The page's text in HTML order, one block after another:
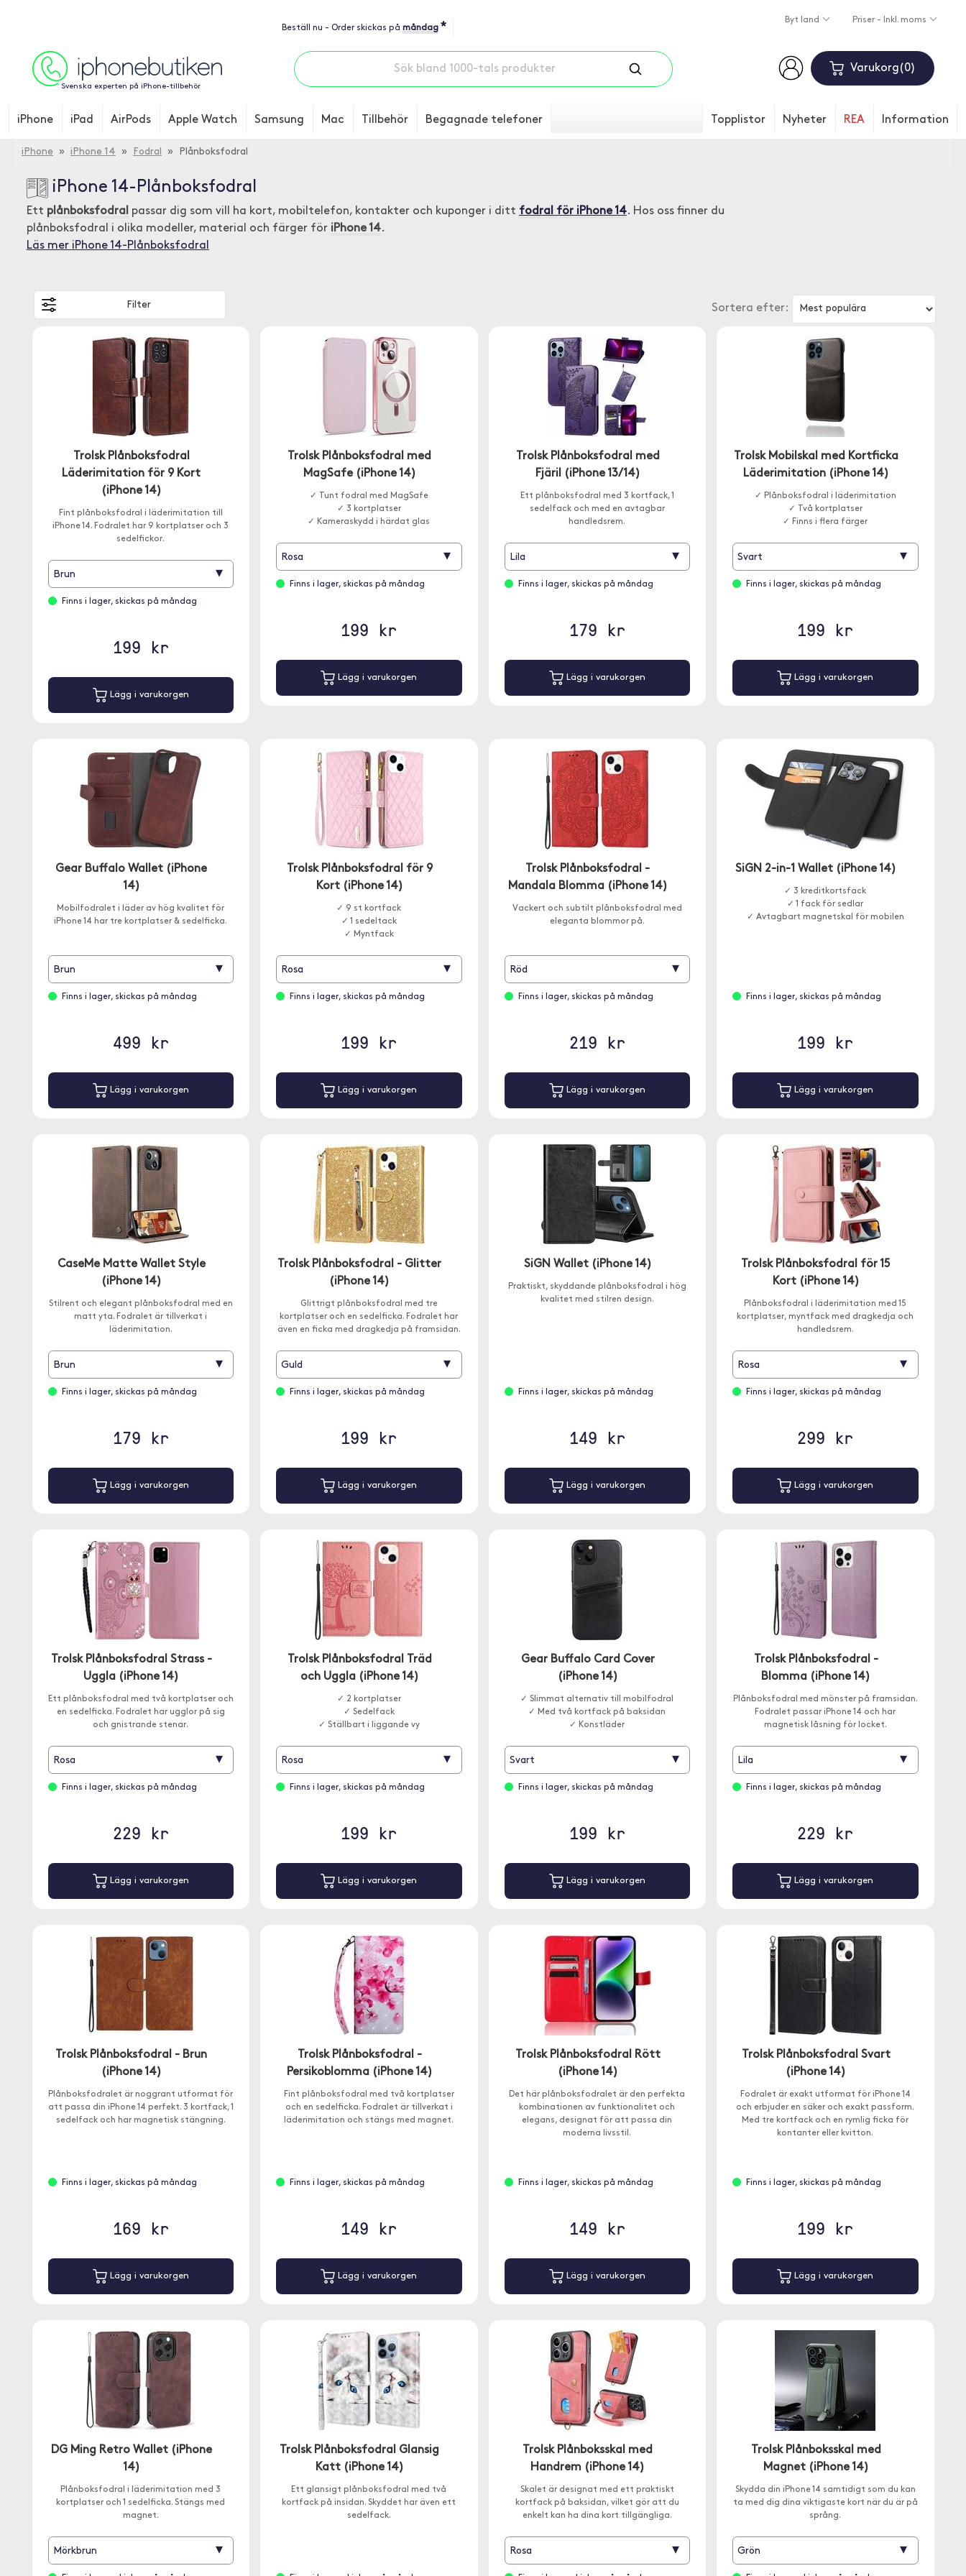
Beställ nu - Order skickas på måndag *
Byt land Priser - Inkl. moms
Svenska experten på iPhone-tillbehör
Varukorg 0
iPhone iPad AirPods Apple Watch Samsung Mac Tillbehör Begagnade telefoner Topplistor Nyheter REA Information
iPhone » iPhone 14 » Fodral » Plånboksfodral
iPhone 14-Plånboksfodral
Ett plånboksfodral passar dig som vill ha kort, mobiltelefon, kontakter och kuponger i ditt fodral för iPhone 14. Hos oss finner du
plånboksfodral i olika modeller, material och färger för iPhone 14.
Läs mer iPhone 14-Plånboksfodral
Sortera efter:
Filter
Trolsk Plånboksfodral
Läderimitation för 9 Kort
(iPhone 14)
Fint plånboksfodral i läderimitation till
iPhone 14. Fodralet har 9 kortplatser och 3
sedelfickor.
Brun ▾
Finns i lager, skickas på måndag
199 kr
Lägg i varukorgen
Trolsk Plånboksfodral med
MagSafe (iPhone 14)
✓ Tunt fodral med MagSafe
✓ 3 kortplatser
✓ Kameraskydd i härdat glas
Rosa ▾
Finns i lager, skickas på måndag
199 kr
Lägg i varukorgen
Trolsk Plånboksfodral med
Fjäril (iPhone 13/14)
Ett plånboksfodral med 3 kortfack, 1
sedelfack och med en avtagbar
handledsrem.
Lila ▾
Finns i lager, skickas på måndag
179 kr
Lägg i varukorgen
Trolsk Mobilskal med Kortficka
Läderimitation (iPhone 14)
✓ Plånboksfodral i läderimitation
✓ Två kortplatser
✓ Finns i flera färger
Svart ▾
Finns i lager, skickas på måndag
199 kr
Lägg i varukorgen
Gear Buffalo Wallet (iPhone
14)
Mobilfodralet i läder av hög kvalitet för
iPhone 14 har tre kortplatser & sedelficka.
Brun ▾
Finns i lager, skickas på måndag
499 kr
Lägg i varukorgen
Trolsk Plånboksfodral för 9
Kort (iPhone 14)
✓ 9 st kortfack
✓ 1 sedeltack
✓ Myntfack
Rosa ▾
Finns i lager, skickas på måndag
199 kr
Lägg i varukorgen
Trolsk Plånboksfodral -
Mandala Blomma (iPhone 14)
Vackert och subtilt plånboksfodral med
eleganta blommor på.
Röd ▾
Finns i lager, skickas på måndag
219 kr
Lägg i varukorgen
SiGN 2-in-1 Wallet (iPhone 14)
✓ 3 kreditkortsfack
✓ 1 fack för sedlar
✓ Avtagbart magnetskal för mobilen
Finns i lager, skickas på måndag
199 kr
Lägg i varukorgen
CaseMe Matte Wallet Style
(iPhone 14)
Stilrent och elegant plånboksfodral med en
matt yta. Fodralet är tillverkat i
läderimitation.
Brun ▾
Finns i lager, skickas på måndag
179 kr
Lägg i varukorgen
Trolsk Plånboksfodral - Glitter
(iPhone 14)
Glittrigt plånboksfodral med tre
kortplatser och en sedelficka. Fodralet har
även en ficka med dragkedja på framsidan.
Guld ▾
Finns i lager, skickas på måndag
199 kr
Lägg i varukorgen
SiGN Wallet (iPhone 14)
Praktiskt, skyddande plånboksfodral i hög
kvalitet med stilren design.
Finns i lager, skickas på måndag
149 kr
Lägg i varukorgen
Trolsk Plånboksfodral för 15
Kort (iPhone 14)
Plånboksfodral i läderimitation med 15
kortplatser, myntfack med dragkedja och
handledsrem.
Rosa ▾
Finns i lager, skickas på måndag
299 kr
Lägg i varukorgen
Trolsk Plånboksfodral Strass -
Uggla (iPhone 14)
Ett plånboksfodral med två kortplatser och
en sedelficka. Fodralet har ugglor på sig
och gnistrande stenar.
Rosa ▾
Finns i lager, skickas på måndag
229 kr
Lägg i varukorgen
Trolsk Plånboksfodral Träd
och Uggla (iPhone 14)
✓ 2 kortplatser
✓ Sedelfack
✓ Ställbart i liggande vy
Rosa ▾
Finns i lager, skickas på måndag
199 kr
Lägg i varukorgen
Gear Buffalo Card Cover
(iPhone 14)
✓ Slimmat alternativ till mobilfodral
✓ Med två kortfack på baksidan
✓ Konstläder
Svart ▾
Finns i lager, skickas på måndag
199 kr
Lägg i varukorgen
Trolsk Plånboksfodral -
Blomma (iPhone 14)
Plånboksfodral med mönster på framsidan.
Fodralet passar iPhone 14 och har
magnetisk låsning för locket.
Lila ▾
Finns i lager, skickas på måndag
229 kr
Lägg i varukorgen
Trolsk Plånboksfodral - Brun
(iPhone 14)
Plånboksfodralet är noggrant utformat för
att passa din iPhone 14 perfekt. 3 kortfack, 1
sedelfack och har magnetisk stängning.
Finns i lager, skickas på måndag
169 kr
Lägg i varukorgen
Trolsk Plånboksfodral -
Persikoblomma (iPhone 14)
Fint plånboksfodral med två kortplatser
och en sedelficka. Fodralet är tillverkat i
läderimitation och stängs med magnet.
Finns i lager, skickas på måndag
149 kr
Lägg i varukorgen
Trolsk Plånboksfodral Rött
(iPhone 14)
Det här plånboksfodralet är den perfekta
kombinationen av funktionalitet och
elegans, designat för att passa din
moderna livsstil.
Finns i lager, skickas på måndag
149 kr
Lägg i varukorgen
Trolsk Plånboksfodral Svart
(iPhone 14)
Fodralet är exakt utformat för iPhone 14
och erbjuder en säker och exakt passform.
Med tre kortfack och en rymlig ficka för
kontanter eller kvitton.
Finns i lager, skickas på måndag
199 kr
Lägg i varukorgen
DG Ming Retro Wallet (iPhone
14)
Plånboksfodral i läderimitation med 3
kortplatser och 1 sedelficka. Stängs med
magnet.
Mörkbrun ▾
Trolsk Plånboksfodral Glansig
Katt (iPhone 14)
Ett glansigt plånboksfodral med två
kortfack på insidan. Skyddet har även ett
sedelfack.
Trolsk Plånboksskal med
Handrem (iPhone 14)
Skalet är designat med ett praktiskt
kortfack på baksidan, vilket gör att du
enkelt kan ha dina kort tillgängliga.
Rosa ▾
Trolsk Plånboksskal med
Magnet (iPhone 14)
Skydda din iPhone 14 samtidigt som du kan
ta med dig dina viktigaste kort när du är på
språng.
Grön ▾